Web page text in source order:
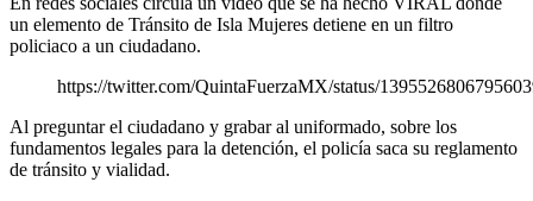
un elemento de Tránsito de Isla Mujeres detiene en un filtro
policiaco a un ciudadano.
https://twitter.com/QuintaFuerzaMX/status/
Al preguntar el ciudadano y grabar al uniformado, sobre los
fundamentos legales para la detención, el policía saca su reglamento
de tránsito y vialidad.